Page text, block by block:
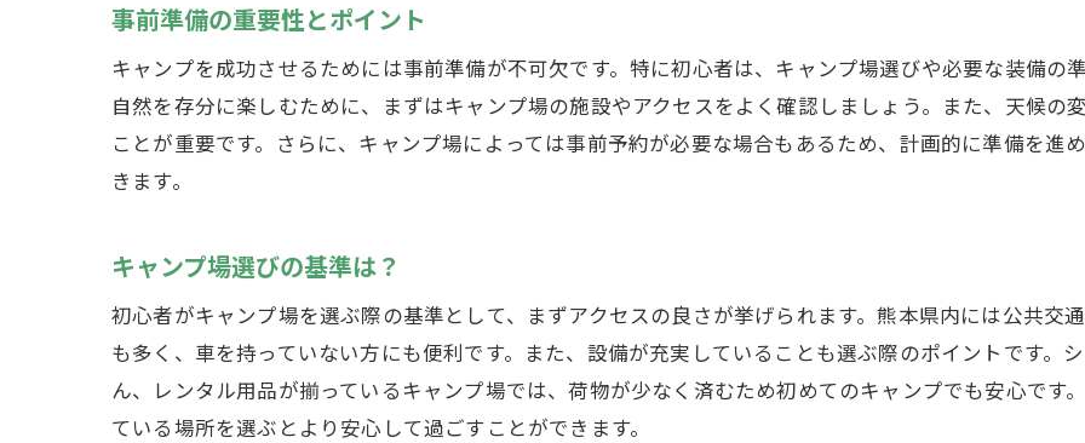
アウトドア初心者必見熊本県のキャンプ場ガイド
初心者キャンパーに役立つ情報
初めてのアウトドアの楽しみ方
初心者でも楽しめるキャンプの魅力
事前準備の重要性とポイント
キャンプを成功させるためには事前準備が不可欠です。特に初心者は、キャンプ場選びや必要な装備の
自然を存分に楽しむために、まずはキャンプ場の施設やアクセスをよく確認しましょう。また、天候の
ことが重要です。さらに、キャンプ場によっては事前予約が必要な場合もあるため、計画的に準備を進
きます。
キャンプ場選びの基準は？
初心者がキャンプ場を選ぶ際の基準として、まずアクセスの良さが挙げられます。熊本県内には公共交
も多く、車を持っていない方にも便利です。また、設備が充実していることも選ぶ際のポイントです。
ん、レンタル用品が揃っているキャンプ場では、荷物が少なく済むため初めてのキャンプでも安心です
ている場所を選ぶとより安心して過ごすことができます。